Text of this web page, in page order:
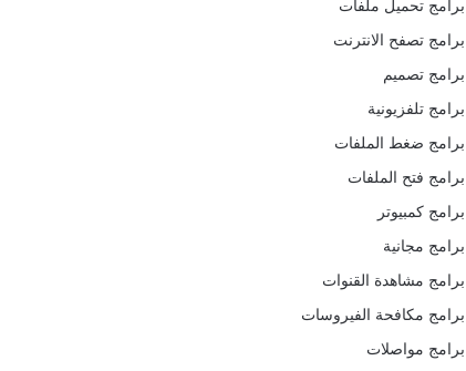
برامج تحميل ملفات
برامج تصفح الانترنت
برامج تصميم
برامج تلفزيونية
برامج ضغط الملفات
برامج فتح الملفات
برامج كمبيوتر
برامج مجانية
برامج مشاهدة القنوات
برامج مكافحة الفيروسات
برامج مواصلات